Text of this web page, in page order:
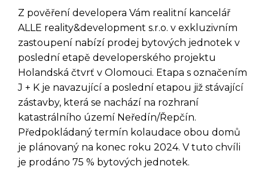
Z pověření developera Vám realitní kancelář
ALLE reality&development s.r.o. v exkluzivním
zastoupení nabízí prodej bytových jednotek v
poslední etapě developerského projektu
Holandská čtvrť v Olomouci. Etapa s označením
J + K je navazující a poslední etapou již stávající
zástavby, která se nachází na rozhraní
katastrálního území Neředín/Řepčín.
Předpokládaný termín kolaudace obou domů
je plánovaný na konec roku 2024. V tuto chvíli
je prodáno 75 % bytových jednotek.